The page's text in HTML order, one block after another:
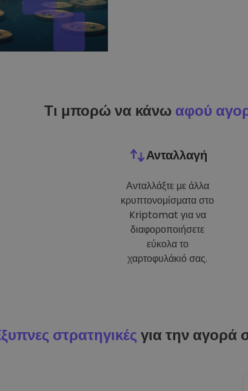
Τι μπορώ να κάνω αφού
Ανταλλαγή
Ανταλλάξτε με άλλα
κρυπτονομίσματα στο
Kriptomat για να
διαφοροποιήσετε
εύκολα το
χαρτοφυλάκιό σας.
στρατηγικέςγια την